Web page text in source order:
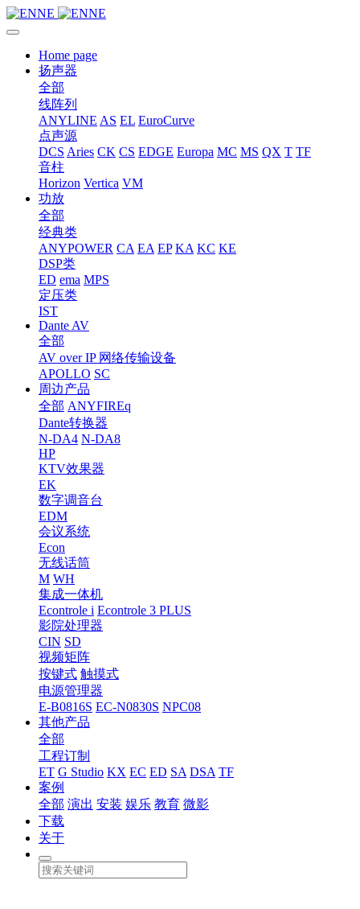
Home page
扬声器
全部
线阵列
ANYLINE AS EL EuroCurve
点声源
DCS Aries CK CS EDGE Europa MC MS QX T TF
音柱
Horizon Vertica VM
功放
全部
经典类
ANYPOWER CA EA EP KA KC KE
DSP类
ED ema MPS
定压类
IST
Dante AV
全部
AV over IP 网络传输设备
APOLLO SC
周边产品
全部 ANYFIREq
Dante转换器
N-DA4 N-DA8
HP
KTV效果器
EK
数字调音台
EDM
会议系统
Econ
无线话筒
M WH
集成一体机
Econtrole i Econtrole 3 PLUS
影院处理器
CIN SD
视频矩阵
按键式 触摸式
电源管理器
E-B0816S EC-N0830S NPC08
其他产品
全部
工程订制
ET G Studio KX EC ED SA DSA TF
案例
全部 演出 安装 娱乐 教育 微影
下载
关于